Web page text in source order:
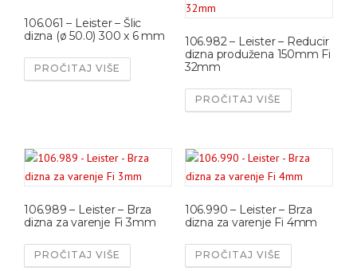
106.061 – Leister – Šlic
dizna (ø 50.0) 300 x 6 mm
PROČITAJ VIŠE
106.982 – Leister – Reducir
dizna produžena 150mm Fi
32mm
PROČITAJ VIŠE
106.989 – Leister – Brza
dizna za varenje Fi 3mm
PROČITAJ VIŠE
106.990 – Leister – Brza
dizna za varenje Fi 4mm
PROČITAJ VIŠE